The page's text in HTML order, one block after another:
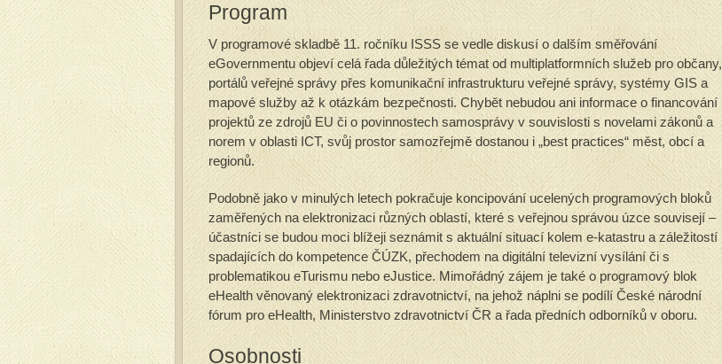
Program
V programové skladbě 11. ročníku ISSS se vedle diskusí o dalším směřování
eGovernmentu objeví celá řada důležitých témat od multiplatformních služeb pro občany,
portálů veřejné správy přes komunikační infrastrukturu veřejné správy, systémy GIS a
mapové služby až k otázkám bezpečnosti. Chybět nebudou ani informace o financování
projektů ze zdrojů EU či o povinnostech samosprávy v souvislosti s novelami zákonů a
norem v oblasti ICT, svůj prostor samozřejmě dostanou i „best practices“ měst, obcí a
regionů.
Podobně jako v minulých letech pokračuje koncipování ucelených programových bloků
zaměřených na elektronizaci různých oblastí, které s veřejnou správou úzce souvisejí –
účastníci se budou moci blížeji seznámit s aktuální situací kolem e-katastru a záležitostí
spadajících do kompetence ČÚZK, přechodem na digitální televizní vysílání či s
problematikou eTurismu nebo eJustice. Mimořádný zájem je také o programový blok
eHealth věnovaný elektronizaci zdravotnictví, na jehož náplni se podílí České národní
fórum pro eHealth, Ministerstvo zdravotnictví ČR a řada předních odborníků v oboru.
Osobnosti